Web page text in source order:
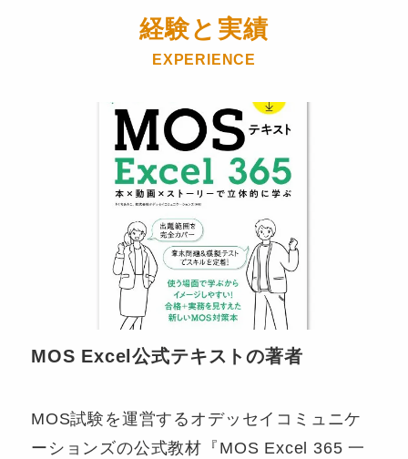
経験と実績
EXPERIENCE
MOS Excel公式テキストの著者
MOS試験を運営するオデッセイコミュニケ
ーションズの公式教材『MOS Excel 365 一